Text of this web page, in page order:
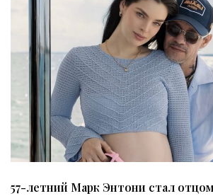
57-летний Марк Энтони стал